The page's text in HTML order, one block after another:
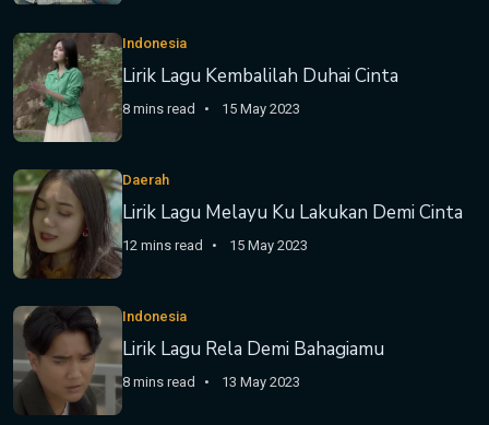
Indonesia
Lirik Lagu Kembalilah Duhai Cinta
8 mins read 15 May 2023
Daerah
Lirik Lagu Melayu Ku Lakukan Demi Cinta
12 mins read 15 May 2023
Indonesia
Lirik Lagu Rela Demi Bahagiamu
8 mins read 13 May 2023